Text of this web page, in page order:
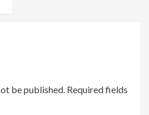
be published. Required fields